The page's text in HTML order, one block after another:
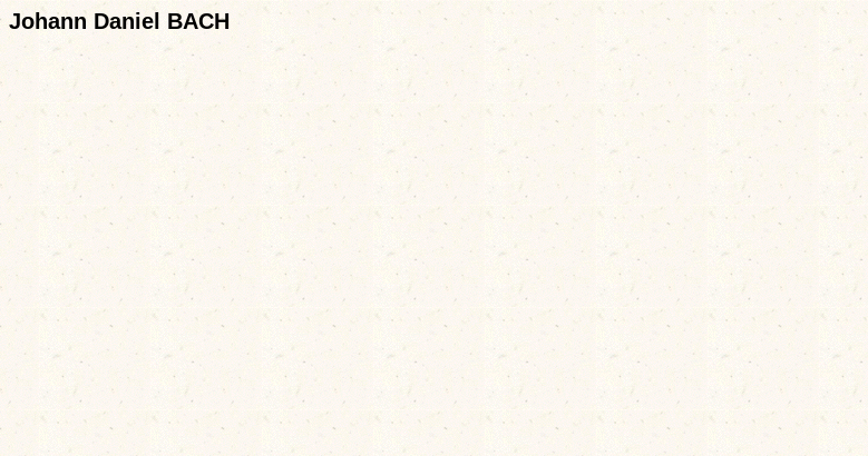
Johann Daniel BACH